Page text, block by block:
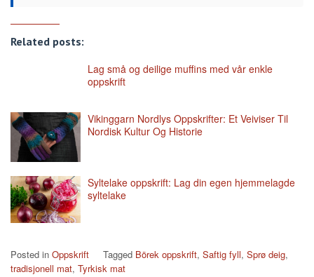
Related posts:
Lag små og deilige muffins med vår enkle
oppskrift
Vikinggarn Nordlys Oppskrifter: Et Veiviser Til
Nordisk Kultur Og Historie
Syltelake oppskrift: Lag din egen hjemmelagde
syltelake
Posted in Oppskrift Tagged Börek oppskrift, Saftig fyll, Sprø deig,
tradisjonell mat, Tyrkisk mat